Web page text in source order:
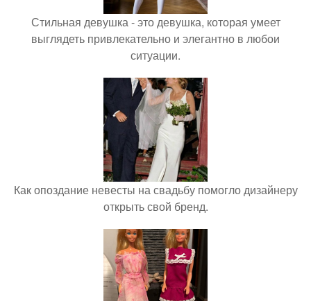
Стильная девушка - это девушка, которая умеет
выглядеть привлекательно и элегантно в любои
ситуации.
Как опоздание невесты на свадьбу помогло дизайнеру
открыть свой бренд.